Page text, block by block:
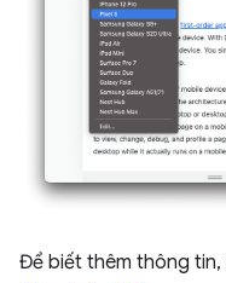
Để biết thêm thông tin,